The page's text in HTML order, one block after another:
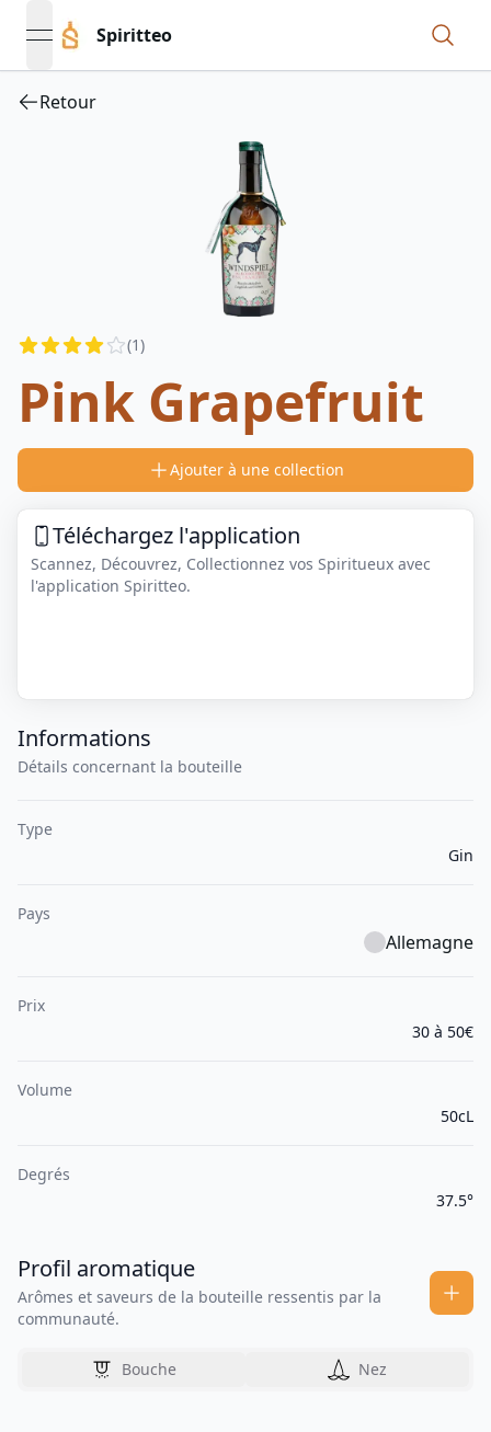
open navigation menu
Spiritteo
Retour
Reviews (1)
Pink Grapefruit
Ajouter à une collection
Téléchargez l'application
Scannez, Découvrez, Collectionnez vos Spiritueux avec
l'application Spiritteo.
Informations
Détails concernant la bouteille
Type
Gin
Pays
Allemagne
Prix
30 à 50€
Volume
50cL
Degrés
37.5°
Profil aromatique
Arômes et saveurs de la bouteille ressentis par la
communauté.
Bouche Nez